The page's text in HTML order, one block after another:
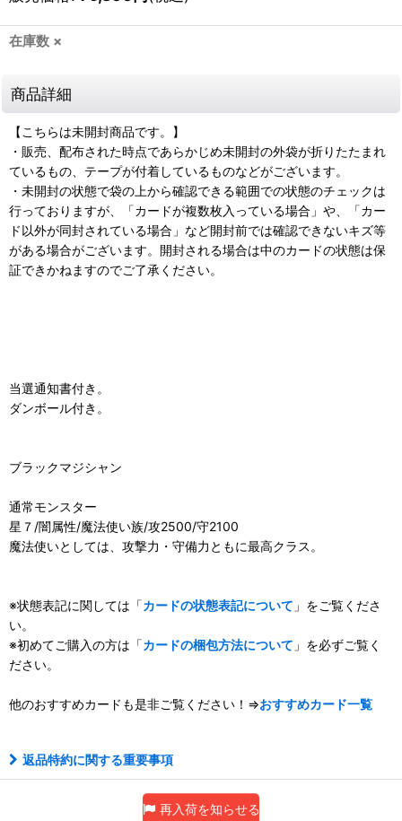
在庫数 ×
商品詳細
【こちらは未開封商品です。】
・販売、配布された時点であらかじめ未開封の外袋が折りたたまれ
ているもの、テープが付着しているものなどがございます。
・未開封の状態で袋の上から確認できる範囲での状態のチェックは
行っておりますが、「カードが複数枚入っている場合」や、「カー
ド以外が同封されている場合」など開封前では確認できないキズ等
がある場合がございます。開封される場合は中のカードの状態は保
証できかねますのでご了承ください。
当選通知書付き。
ダンボール付き。
ブラックマジシャン
通常モンスター
星７/闇属性/魔法使い族/攻2500/守2100
魔法使いとしては、攻撃力・守備力ともに最高クラス。
※状態表記に関しては「カードの状態表記について 」をご覧くださ
い。
※初めてご購入の方は「カードの梱包方法について 」を必ずご覧く
ださい。
他のおすすめカードも是非ご覧ください！⇒おすすめカード一覧
返品特約に関する重要事項
再入荷を知らせる